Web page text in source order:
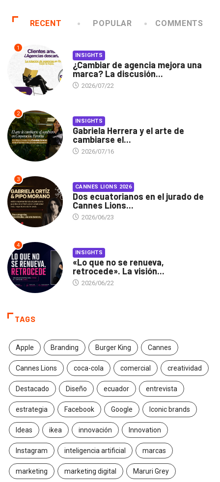
RECENT POPULAR COMMENTS
1
INSIGHTS
¿Cambiar de agencia mejora una
marca? La discusión...
2026/07/22
2
INSIGHTS
Gabriela Herrera y el arte de
cambiarse el...
2026/07/16
3
CANNES LIONS 2026
Dos ecuatorianos en el jurado de
Cannes Lions...
2026/06/23
4
INSIGHTS
«Lo que no se renueva,
retrocede». La visión...
2026/06/22
TAGS
Apple Branding Burger King Cannes
Cannes Lions coca-cola comercial creatividad
Destacado Diseño ecuador entrevista
estrategia Facebook Google Iconic brands
Ideas ikea innovación Innovation
Instagram inteligencia artificial marcas
marketing marketing digital Maruri Grey